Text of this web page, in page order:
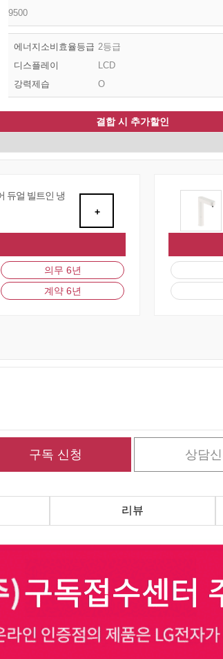
9500
에너지소비효율등급 2등급
디스플레이
LCD
강력제습
O
결합 시 추가할인
듀얼 빌트인 냉
+
의무 6년
계약 6년
리뷰